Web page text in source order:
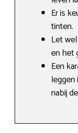
Er is
tinten.
Let
en het
Een
nabij